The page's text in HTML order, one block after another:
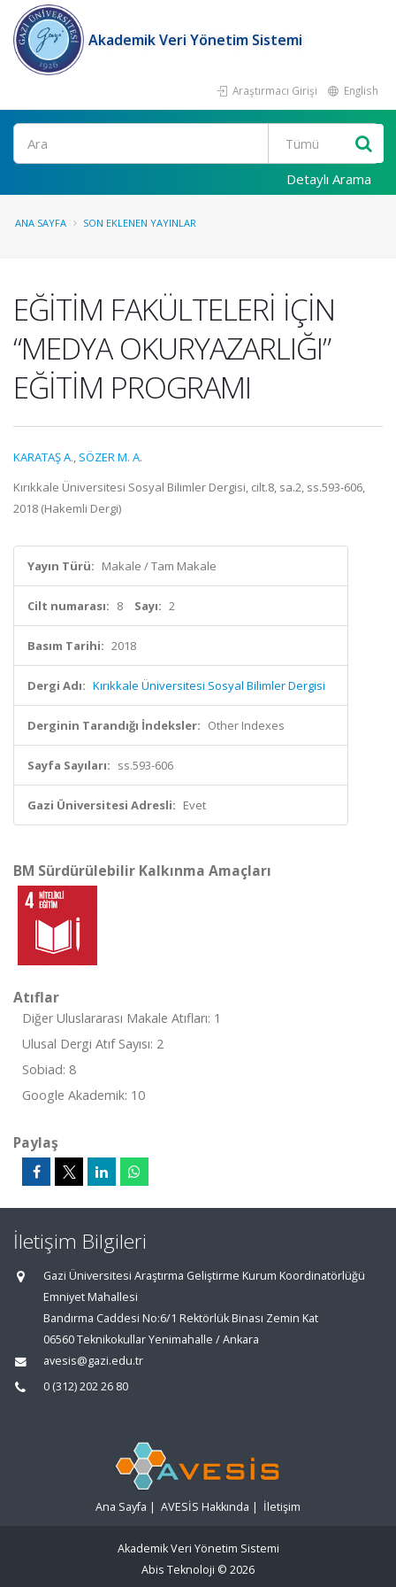
Akademik Veri Yönetim Sistemi
Araştırmacı Girişi English
Ara
Detaylı Arama
ANA SAYFA SON EKLENEN YAYINLAR
EĞİTİM FAKÜLTELERİ İÇİN
“MEDYA OKURYAZARLIĞI”
EĞİTİM PROGRAMI
KARATAŞ A., SÖZER M. A.
Kırıkkale Üniversitesi Sosyal Bilimler Dergisi, cilt.8, sa.2, ss.593-606,
2018 (Hakemli Dergi)
Yayın Türü: Makale / Tam Makale
Cilt numarası: 8 Sayı: 2
Basım Tarihi: 2018
Dergi Adı: Kırıkkale Üniversitesi Sosyal Bilimler Dergisi
Derginin Tarandığı İndeksler: Other Indexes
Sayfa Sayıları: ss.593-606
Gazi Üniversitesi Adresli: Evet
BM Sürdürülebilir Kalkınma Amaçları
Atıflar
Diğer Uluslararası Makale Atıfları: 1
Ulusal Dergi Atıf Sayısı: 2
Sobiad: 8
Google Akademik: 10
Paylaş
İletişim Bilgileri
Gazi Üniversitesi Araştırma Geliştirme Kurum Koordinatörlüğü
Emniyet Mahallesi
Bandırma Caddesi No:6/1 Rektörlük Binası Zemin Kat
06560 Teknikokullar Yenimahalle / Ankara
avesis@gazi.edu.tr
0 (312) 202 26 80
Ana Sayfa | AVESİS Hakkında | İletişim
Akademik Veri Yönetim Sistemi
Abis Teknoloji © 2026